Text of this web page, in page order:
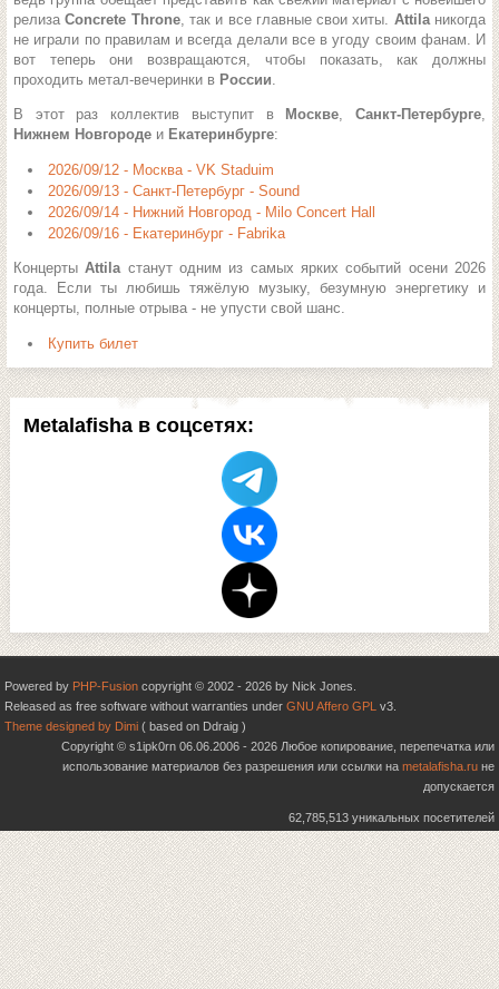
Metalafisha в соцсетях:
релизаConcrete Throne, так и все главные свои хиты. Attila никогда
не играли по правилам и всегда делали все в угоду своим фанам. И
вот теперь они возвращаются, чтобы показать, как должны
проходить метал-вечеринки в России.
В этот раз коллектив выступит в Москве, Санкт-Петербурге,
Нижнем Новгороде и Екатеринбурге:
2026/09/12 - Москва - VK Staduim
2026/09/13 - Санкт-Петербург - Sound
2026/09/14 - Нижний Новгород - Milo Concert Hall
2026/09/16 - Екатеринбург - Fabrika
КонцертыAttila станут одним из самых ярких событий осени 2026
года. Если ты любишь тяжёлую музыку, безумную энергетику и
концерты, полные отрыва - не упусти свой шанс.
Купить билет
Powered by PHP-Fusion copyright © 2002 - 2026 by Nick Jones.
Released as free software without warranties under GNU Affero GPL v3.
Theme designed by Dimi ( based on Ddraig )
Copyright © s1ipk0rn 06.06.2006 - 2026 Любое копирование, перепечатка или
использование материалов без разрешения или ссылки на metalafisha.ru не
допускается
62,785,513 уникальных посетителей